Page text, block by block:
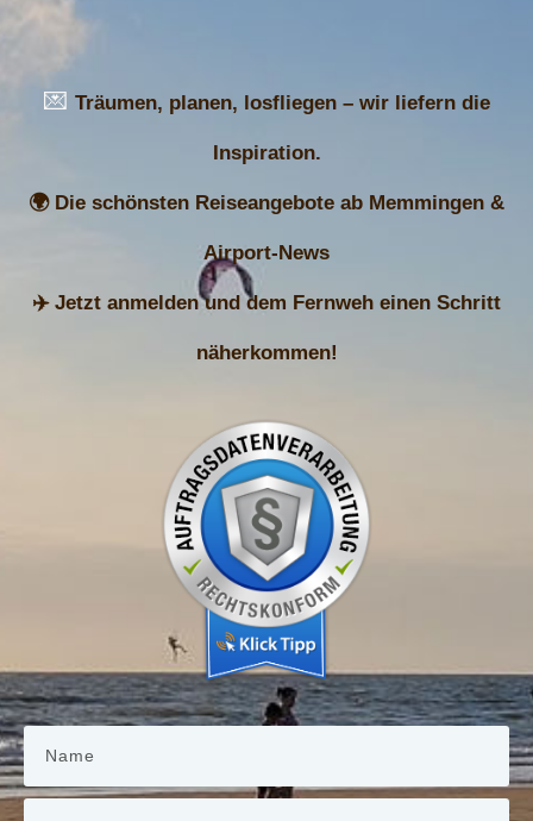
💌 Träumen, planen, losfliegen – wir liefern die
Inspiration.
🌍 Die schönsten Reiseangebote ab Memmingen &
Airport-News
✈️ Jetzt anmelden und dem Fernweh einen Schritt
näherkommen!